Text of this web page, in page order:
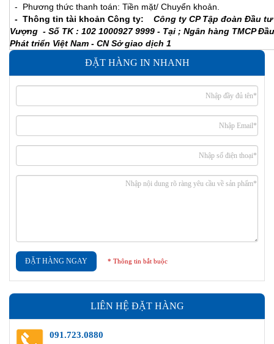
- Phương thức thanh toán: Tiền mặt/ Chuyển khoản.
- Thông tin tài khoản Công ty:
Công ty CP Tập đoàn Đầu
Vượng - Số TK : 102 1000927 9999 - Tại ; Ngân hàng TMCP
Phát triển Việt Nam - CN Sở giao dịch 1
ĐẶT HÀNG IN NHANH
ĐẶT HÀNG NGAY * Thông tin bắt buộc
LIÊN HỆ ĐẶT HÀNG
091.723.0880